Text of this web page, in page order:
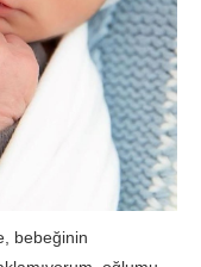
bebeğinin